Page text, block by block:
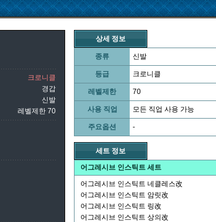
크로니클
경갑
신발
레벨제한 70
상세 정보
종류 신발
등급 크로니클
레벨제한 70
사용 직업 모든 직업 사용 가능
주요옵션 -
세트 정보
어그레시브 인스틱트 세트
어그레시브 인스틱트 네클레스改
어그레시브 인스틱트 암릿改
어그레시브 인스틱트 링改
어그레시브 인스틱트 상의改